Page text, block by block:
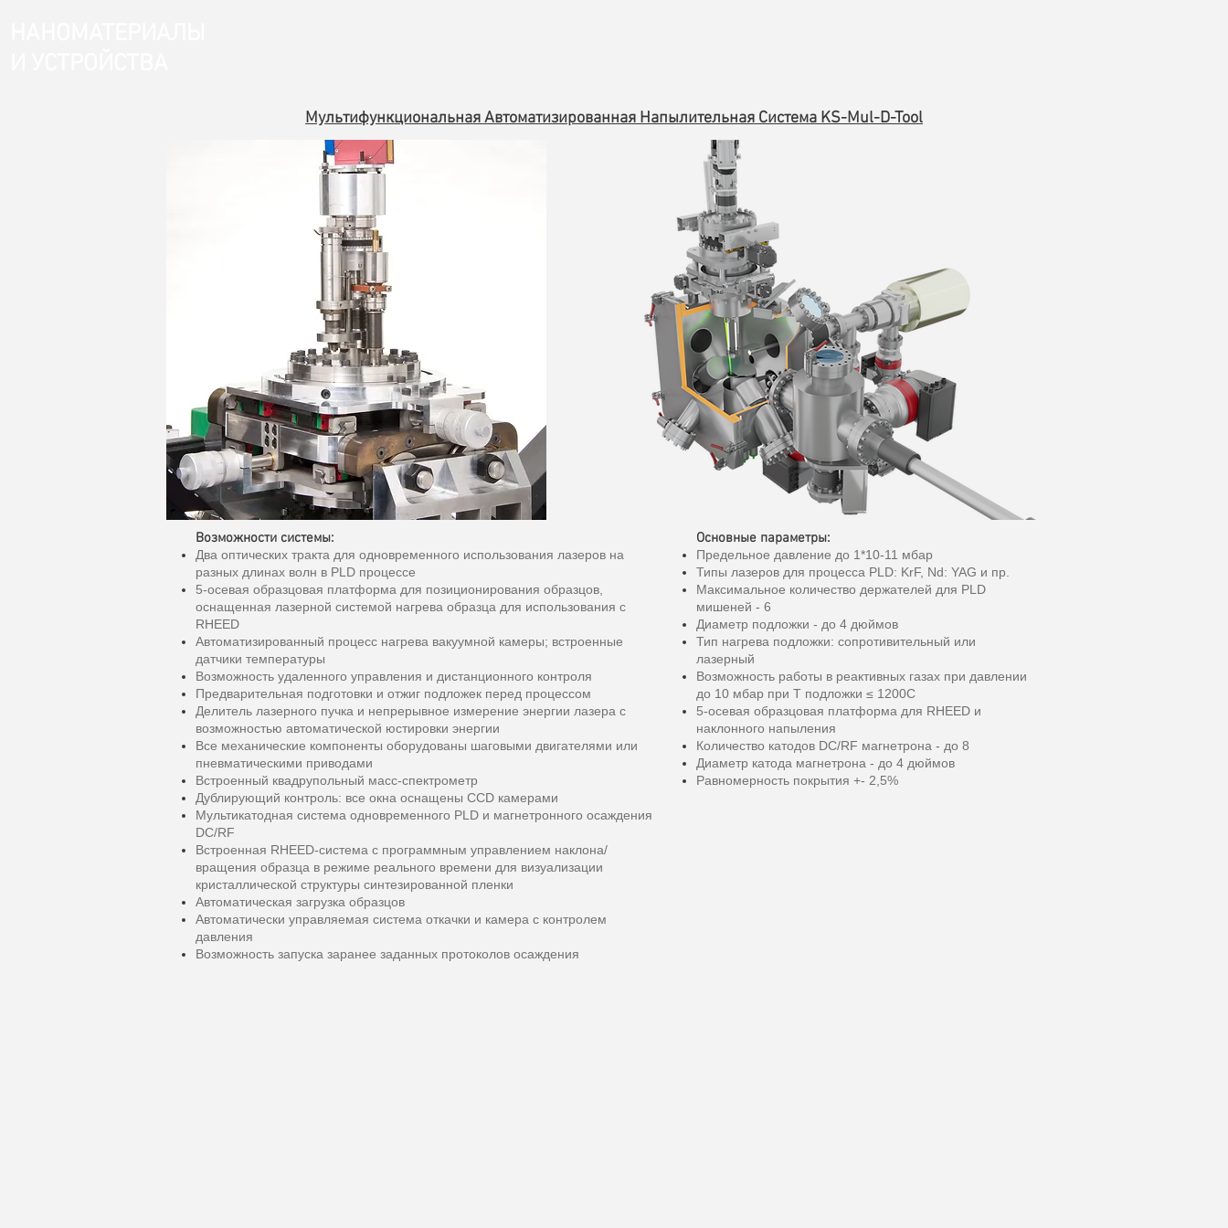
Мультифункциональная Автоматизированная Напылительная Система KS-Mul-D-Tool
Возможности системы:
Два оптических тракта для одновременного использования лазеров на
разных длинах волн в PLD процессе
5-осевая образцовая платформа для позиционирования образцов,
оснащенная лазерной системой нагрева образца для использования с
RHEED
Автоматизированный процесс нагрева вакуумной камеры; встроенные
датчики температуры
Возможность удаленного управления и дистанционного контроля
Предварительная подготовки и отжиг подложек перед процессом
Делитель лазерного пучка и непрерывное измерение энергии лазера с
возможностью автоматической юстировки энергии
Все механические компоненты оборудованы шаговыми двигателями или
пневматическими приводами
Встроенный квадрупольный масс-спектрометр
Дублирующий контроль: все окна оснащены CCD камерами
Мультикатодная система одновременного PLD и магнетронного осаждения
DC/RF
Встроенная RHEED-система с программным управлением наклона/
вращения образца в режиме реального времени для визуализации
кристаллической структуры синтезированной пленки
Автоматическая загрузка образцов
Автоматически управляемая система откачки и камера с контролем
давления
Возможность запуска заранее заданных протоколов осаждения
Основные параметры:
Предельное давление до 1*10-11 мбар
Типы лазеров для процесса PLD: KrF, Nd: YAG и пр.
Максимальное количество держателей для PLD
мишеней - 6
Диаметр подложки - до 4 дюймов
Тип нагрева подложки: сопротивительный или
лазерный
Возможность работы в реактивных газах при давлении
до 10 мбар при T подложки ≤ 1200C
5-осевая образцовая платформа для RHEED и
наклонного напыления
Количество катодов DC/RF магнетрона - до 8
Диаметр катода магнетрона - до 4 дюймов
Равномерность покрытия +- 2,5%